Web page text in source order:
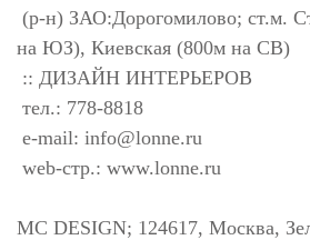
(р-н) ЗАО:Дорогомилово; ст.м.
на ЮЗ), Киевская (800м на СВ)
:: ДИЗАЙН ИНТЕРЬЕРОВ
тел.: 778-8818
e-mail: info@lonne.ru
web-стр.: www.lonne.ru
MC DESIGN; 124617, Москва,